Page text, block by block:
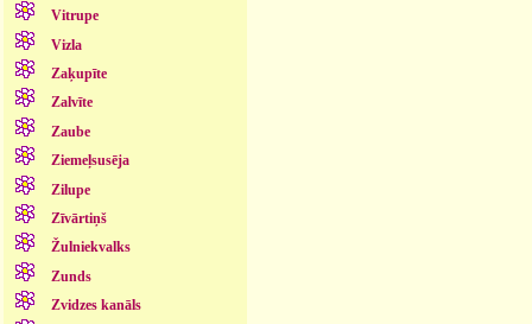
Vitrupe
Vizla
Zaķupīte
Zalvīte
Zaube
Ziemeļsusēja
Zilupe
Zīvārtiņš
Žulniekvalks
Zunds
Zvidzes kanāls